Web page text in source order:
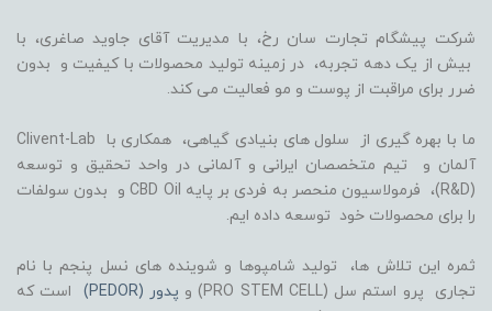
شرکت پیشگام تجارت سان رخ، با مدیریت آقای جاوید صاغری، با
بیش از یک دهه تجربه، در زمینه تولید محصولات با کیفیت و بدون
ضرر برای مراقبت از پوست و مو فعالیت می کند.
ما با بهره گیری از سلول های بنیادی گیاهی، همکاری با Clivent-Lab
آلمان و تیم متخصصان ایرانی و آلمانی در واحد تحقیق و توسعه
(R&D)، فرمولاسیون منحصر به فردی بر پایه CBD Oil و بدون سولفات
را برای محصولات خود توسعه داده ایم.
ثمره این تلاش ها، تولید شامپوها و شوینده های نسل پنجم با نام
تجاری پرو استم سل (PRO STEM CELL) و
پدور (PEDOR)
است که